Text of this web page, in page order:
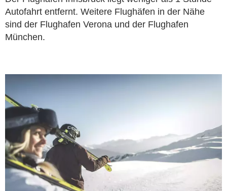
Autofahrt entfernt. Weitere Flughäfen in der Nähe
sind der Flughafen Verona und der Flughafen
München.